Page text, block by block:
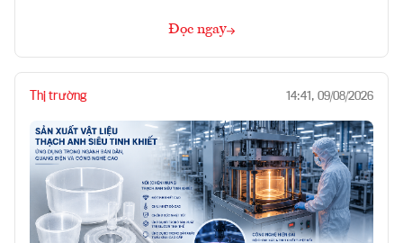
Đọc ngay
Thị trường 14:41, 09/08/2026